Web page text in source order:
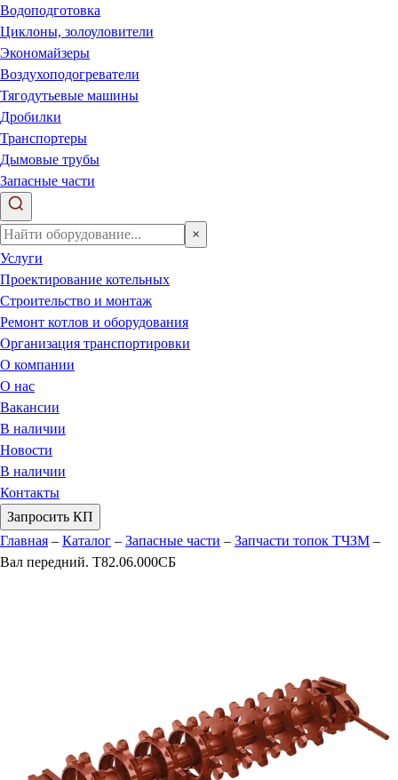
Водоподготовка
Циклоны, золоуловители
Экономайзеры
Воздухоподогреватели
Тягодутьевые машины
Дробилки
Транспортеры
Дымовые трубы
Запасные части
×
Услуги
Проектирование котельных
Строительство и монтаж
Ремонт котлов и оборудования
Организация транспортировки
О компании
О нас
Вакансии
В наличии
Новости
В наличии
Контакты
Запросить КП
Главная – Каталог – Запасные части – Запчасти топок ТЧЗМ –
Вал передний. Т82.06.000СБ